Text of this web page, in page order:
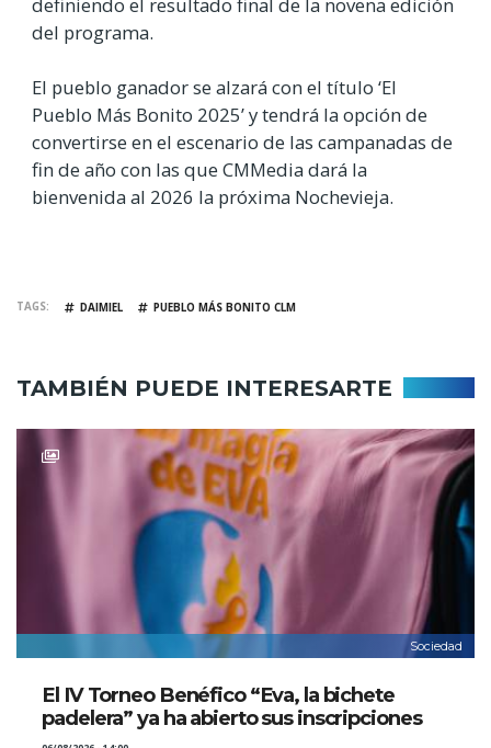
del programa.
El pueblo ganador se alzará con el título ‘El
Pueblo Más Bonito 2025’ y tendrá la opción de
convertirse en el escenario de las campanadas de
fin de año con las que CMMedia dará la
bienvenida al 2026 la próxima Nochevieja.
TAGS DAIMIEL PUEBLO MÁS BONITO CLM
TAMBIÉN PUEDE INTERESARTE
Sociedad
El IV Torneo Benéfico “Eva, la bichete
padelera” ya ha abierto sus inscripciones